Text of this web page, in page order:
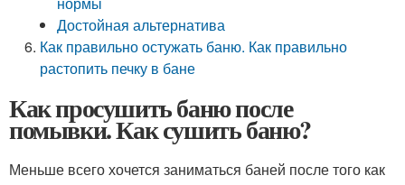
Достойная альтернатива
Как правильно остужать баню. Как правильно
растопить печку в бане
Как просушить баню после
помывки. Как сушить баню?
Меньше всего хочется заниматься баней после того как